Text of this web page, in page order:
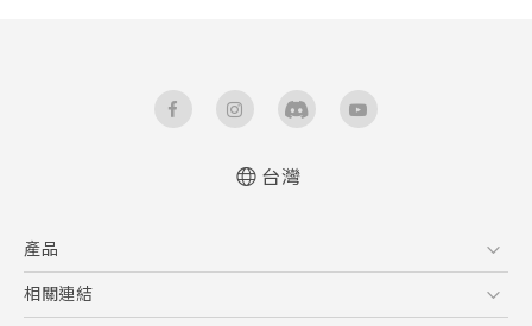
台灣
產品
5G
相關連結